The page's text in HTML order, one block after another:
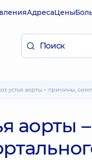
АдресаЦены
устья аорты – причины,